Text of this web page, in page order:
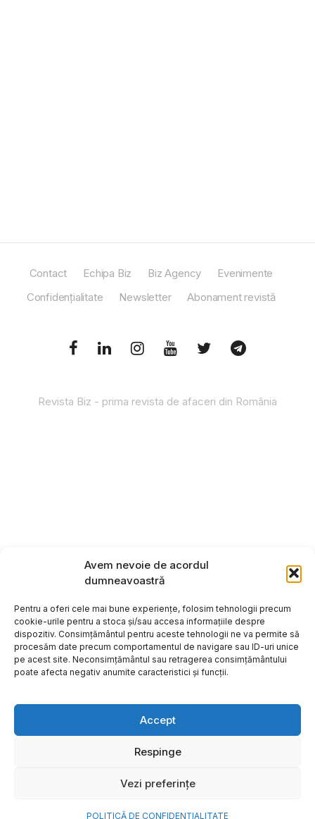
Avem nevoie de acordul
dumneavoastră
Pentru a oferi cele mai bune experiențe, folosim tehnologii precum
cookie-urile pentru a stoca și/sau accesa informațiile despre
dispozitiv. Consimțământul pentru aceste tehnologii ne va permite să
procesăm date precum comportamentul de navigare sau ID-uri unice
pe acest site. Neconsimțământul sau retragerea consimțământului
poate afecta negativ anumite caracteristici și funcții.
Accept
Respinge
Vezi preferințe
POLITICĂ DE CONFIDENȚIALITATE
Contact Echipa Biz Biz Agency
Evenimente
Confidențialitate
Newsletter Abonament revistă
Revista Biz - prima revista de afaceri din România
Copyright ©2026